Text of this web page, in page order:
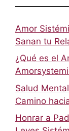
Amor
Sanan tu
¿Qué es el
Salud
Camino
Honrar a